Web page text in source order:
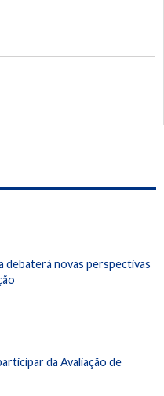
debaterá novas perspectivas
da Avaliação de